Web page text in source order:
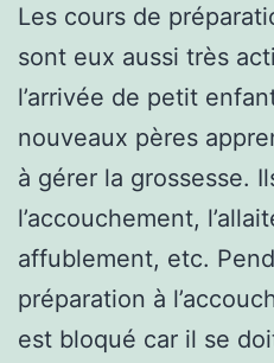
Les cours de
sont eux aussi très
l’arrivée de petit
nouveaux pères
à gérer la grossesse.
l’accouchement,
affublement, etc.
préparation à
est bloqué car il se